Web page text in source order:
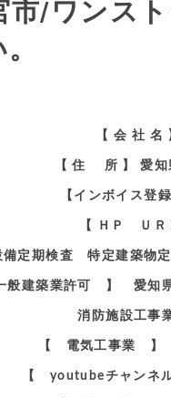
市/ワンス
【 会 社 名
【 住 所 】 愛知
【インボイス
【 ＨＰ ＵＲ
備定期検査 特定建築
建築業許可 】 愛知
消防施設工事
【 電気工事業 】
【 youtubeチャン